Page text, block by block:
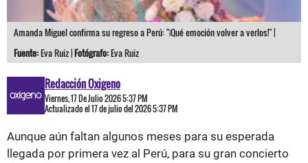
Amanda Miguel confirma su regreso a Perú: "¡Qué emoción volver a verlos!" |
Fuente:Eva Ruiz |Fotógrafo:Eva Ruiz
Redacción Oxigeno
Viernes, 17 De Julio 2026 5:37 PM
Actualizado el 17 de julio del 2026 5:37 PM
Aunque aún faltan algunos meses para su esperada
llegada por primera vez al Perú, para su gran concierto